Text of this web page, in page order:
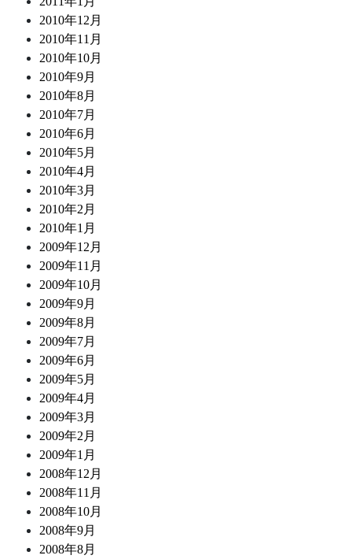
2010年12月
2010年11月
2010年10月
2010年9月
2010年8月
2010年7月
2010年6月
2010年5月
2010年4月
2010年3月
2010年2月
2010年1月
2009年12月
2009年11月
2009年10月
2009年9月
2009年8月
2009年7月
2009年6月
2009年5月
2009年4月
2009年3月
2009年2月
2009年1月
2008年12月
2008年11月
2008年10月
2008年9月
2008年8月